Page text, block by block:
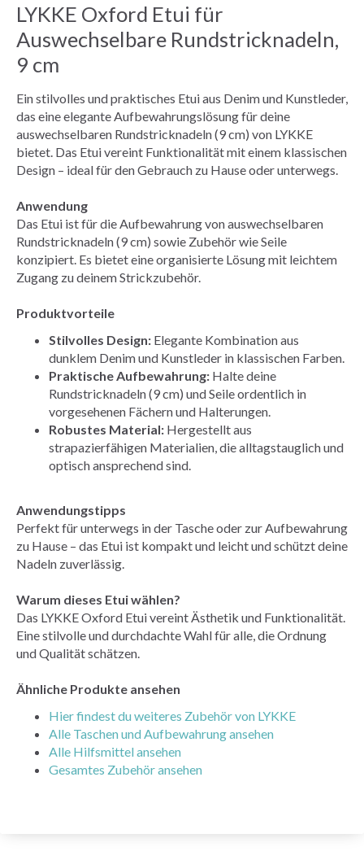
LYKKE Oxford Etui für
Auswechselbare Rundstricknadeln,
9 cm
Ein stilvolles und praktisches Etui aus Denim und Kunstleder,
das eine elegante Aufbewahrungslösung für deine
auswechselbaren Rundstricknadeln (9 cm) von LYKKE
bietet. Das Etui vereint Funktionalität mit einem klassischen
Design – ideal für den Gebrauch zu Hause oder unterwegs.
Anwendung
Das Etui ist für die Aufbewahrung von auswechselbaren
Rundstricknadeln (9 cm) sowie Zubehör wie Seile
konzipiert. Es bietet eine organisierte Lösung mit leichtem
Zugang zu deinem Strickzubehör.
Produktvorteile
Stilvolles Design: Elegante Kombination aus
dunklem Denim und Kunstleder in klassischen Farben.
Praktische Aufbewahrung: Halte deine
Rundstricknadeln (9 cm) und Seile ordentlich in
vorgesehenen Fächern und Halterungen.
Robustes Material: Hergestellt aus
strapazierfähigen Materialien, die alltagstauglich und
optisch ansprechend sind.
Anwendungstipps
Perfekt für unterwegs in der Tasche oder zur Aufbewahrung
zu Hause – das Etui ist kompakt und leicht und schützt deine
Nadeln zuverlässig.
Warum dieses Etui wählen?
Das LYKKE Oxford Etui vereint Ästhetik und Funktionalität.
Eine stilvolle und durchdachte Wahl für alle, die Ordnung
und Qualität schätzen.
Ähnliche Produkte ansehen
Hier findest du weiteres Zubehör von LYKKE
Alle Taschen und Aufbewahrung ansehen
Alle Hilfsmittel ansehen
Gesamtes Zubehör ansehen